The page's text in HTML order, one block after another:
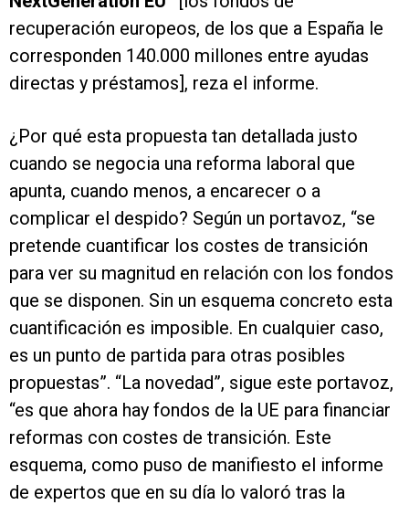
recuperación europeos, de los que a España le
corresponden 140.000 millones entre ayudas
directas y préstamos], reza el informe.
¿Por qué esta propuesta tan detallada justo
cuando se negocia una reforma laboral que
apunta, cuando menos, a encarecer o a
complicar el despido? Según un portavoz, “se
pretende cuantificar los costes de transición
para ver su magnitud en relación con los fondos
que se disponen. Sin un esquema concreto esta
cuantificación es imposible. En cualquier caso,
es un punto de partida para otras posibles
propuestas”. “La novedad”, sigue este portavoz,
“es que ahora hay fondos de la UE para financiar
reformas con costes de transición. Este
esquema, como puso de manifiesto el informe
de expertos que en su día lo valoró tras la